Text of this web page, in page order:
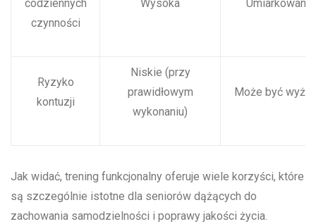
codziennych
czynności
Wysoka Umiarkowana
Ryzyko
kontuzji
Niskie (przy
prawidłowym
wykonaniu)
Może być
Jak widać, trening funkcjonalny oferuje wiele korzyści, które
są szczególnie istotne dla seniorów dążących do
zachowania samodzielności i poprawy jakości życia.